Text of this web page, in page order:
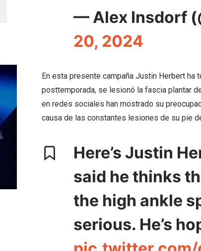
— Alex Insdorf
20, 2024
En esta presente campaña Justin Herbert
posttemporada, se lesionó la fascia plantar
en redes sociales han mostrado su
causa de las constantes lesiones de su pie
Here’s Justin
said he thinks
the high ankle
serious. He’s